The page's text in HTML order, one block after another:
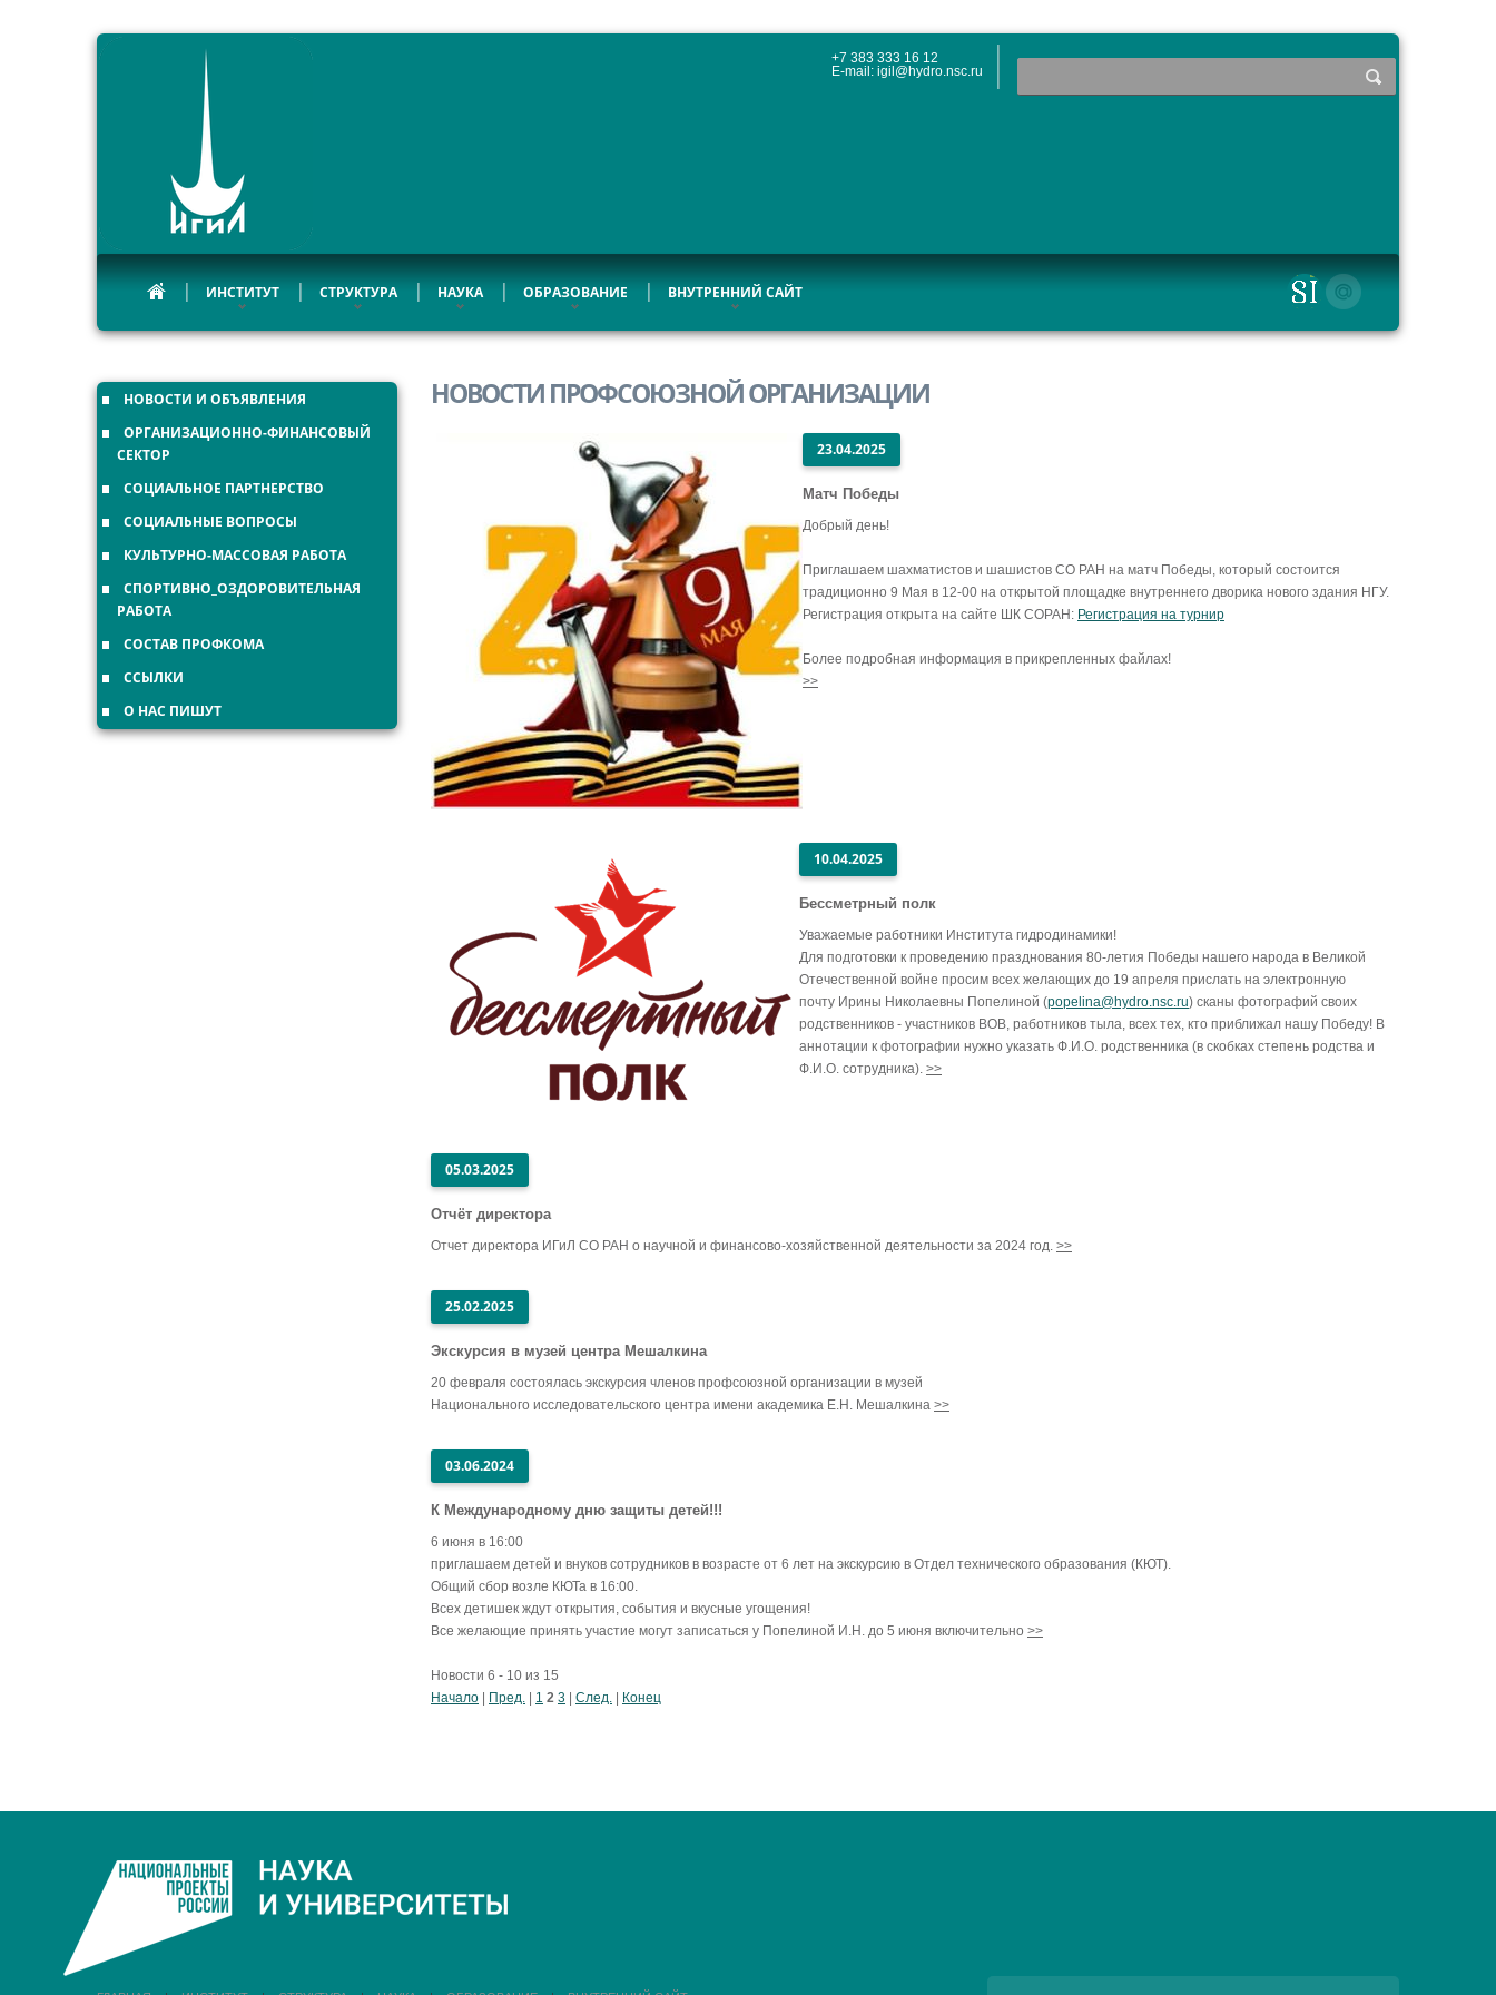
+7 383 333 16 12
E-mail: igil@hydro.nsc.ru
ИНСТИТУТ СТРУКТУРА НАУКА ОБРАЗОВАНИЕ ВНУТРЕННИЙ САЙТ
НОВОСТИ И ОБЪЯВЛЕНИЯ
ОРГАНИЗАЦИОННО-ФИНАНСОВЫЙ
СЕКТОР
СОЦИАЛЬНОЕ ПАРТНЕРСТВО
СОЦИАЛЬНЫЕ ВОПРОСЫ
КУЛЬТУРНО-МАССОВАЯ РАБОТА
СПОРТИВНО_ОЗДОРОВИТЕЛЬНАЯ
РАБОТА
СОСТАВ ПРОФКОМА
ССЫЛКИ
О НАС ПИШУТ
НОВОСТИ ПРОФСОЮЗНОЙ ОРГАНИЗАЦИИ
23.04.2025
Матч Победы
Добрый день!
Приглашаем шахматистов и шашистов СО РАН на матч Победы, который состоится
традиционно 9 Мая в 12-00 на открытой площадке внутреннего дворика нового здания НГУ.
Регистрация открыта на сайте ШК СОРАН: Регистрация на турнир
Более подробная информация в прикрепленных файлах!
>>
10.04.2025
Бессметрный полк
Уважаемые работники Института гидродинамики!
Для подготовки к проведению празднования 80-летия Победы нашего народа в Великой
Отечественной войне просим всех желающих до 19 апреля прислать на электронную
почту Ирины Николаевны Попелиной (popelina@hydro.nsc.ru) сканы фотографий своих
родственников - участников ВОВ, работников тыла, всех тех, кто приближал нашу Победу! В
аннотации к фотографии нужно указать Ф.И.О. родственника (в скобках степень родства и
Ф.И.О. сотрудника). >>
05.03.2025
Отчёт директора
Отчет директора ИГиЛ СО РАН о научной и финансово-хозяйственной деятельности за 2024 год. >>
25.02.2025
Экскурсия в музей центра Мешалкина
20 февраля состоялась экскурсия членов профсоюзной организации в музей
Национального исследовательского центра имени академика Е.Н. Мешалкина >>
03.06.2024
К Международному дню защиты детей!!!
6 июня в 16:00
приглашаем детей и внуков сотрудников в возрасте от 6 лет на экскурсию в Отдел технического образования (КЮТ).
Общий сбор возле КЮТа в 16:00.
Всех детишек ждут открытия, события и вкусные угощения!
Все желающие принять участие могут записаться у Попелиной И.Н. до 5 июня включительно >>
Новости 6 - 10 из 15
Начало
Пред. 1 2 3 След. Конец